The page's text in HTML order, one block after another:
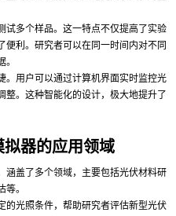
试多个样品。这一特点不仅提高了实验
利。研究者可以在同一时间内对不同
。用户可以通过计算机界面实时监控光
整。这种智能化的设计，极大地提升了
器的应用领域
涵盖了多个领域，主要包括光伏材料研
。
的光照条件，帮助研究者评估新型光伏